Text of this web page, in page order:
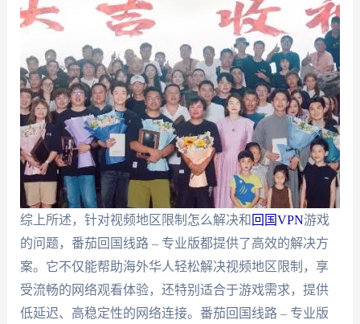
综上所述，针对视频地区限制怎么解决和 回国VPN游戏
的问题，番茄回国线路 – 专业版都提供了高效的解决方
案。它不仅能帮助海外华人轻松解决视频地区限制，享
受流畅的网络观看体验，还特别适合于游戏需求，提供
低延迟、高稳定性的网络连接。番茄回国线路 – 专业版